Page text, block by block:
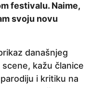
festivalu. Naime,
svoju novu
današnjeg
kažu članice
i kritiku na